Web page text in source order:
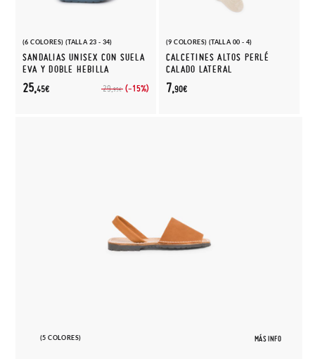
(6 COLORES) (TALLA 23 - 34)
SANDALIAS UNISEX CON SUELA
EVA Y DOBLE HEBILLA
29,95€ (-15%)
25,45€
(9 COLORES) (TALLA 00 - 4)
CALCETINES ALTOS PERLÉ
CALADO LATERAL
7,90€
(5 COLORES) MÁS INFO